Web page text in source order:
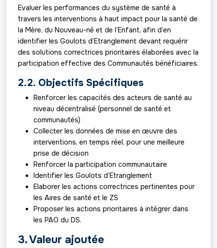
Evaluer les performances du système de santé à
travers les interventions à haut impact pour la santé de
la Mère, du Nouveau-né et de l’Enfant, afin d’en
identifier les Goulots d’Etranglement devant requérir
des solutions correctrices prioritaires élaborées avec la
participation effective des Communautés bénéficiaires.
2.2. Objectifs Spécifiques
Renforcer les capacités des acteurs de santé au
niveau décentralisé (personnel de santé et
communautés)
Collecter les données de mise en œuvre des
interventions, en temps réel, pour une meilleure
prise de décision
Renforcer la participation communautaire
Identifier les Goulots d’Etranglement
Elaborer les actions correctrices pertinentes pour
les Aires de santé et le ZS
Proposer les actions prioritaires à intégrer dans
les PAO du DS.
3. Valeur ajoutée